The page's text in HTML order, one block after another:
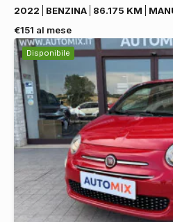
2022
BENZINA 86.175 KM
€151 al mese
Disponibile